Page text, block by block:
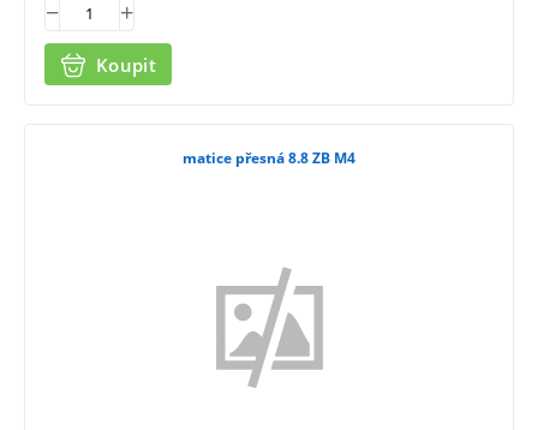
Koupit
matice přesná 8.8 ZB M4